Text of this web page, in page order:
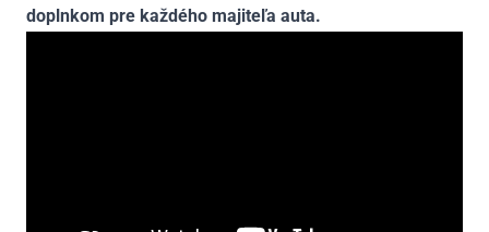
doplnkom pre každého majiteľa auta.